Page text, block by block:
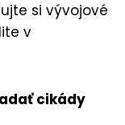
si vývojové
v
cikády